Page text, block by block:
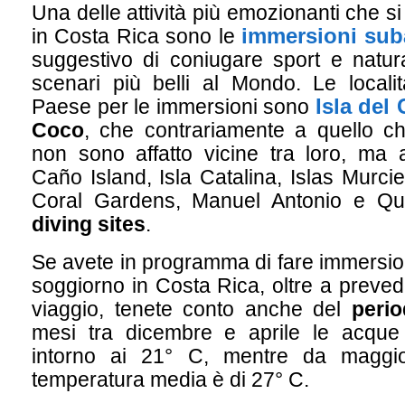
Una delle attività più emozionanti che
in Costa Rica sono le immersioni
suggestivo di coniugare sport e
scenari più belli al Mondo. Le
Paese per le immersioni sono Isla del
Coco, che contrariamente a quello
non sono affatto vicine tra loro, ma
Caño Island, Isla Catalina, Islas
Coral Gardens, Manuel Antonio e
diving sites.
Se avete in programma di fare
soggiorno in Costa Rica, oltre a
viaggio, tenete conto anche del
mesi tra dicembre e aprile le
intorno ai 21° C, mentre da
temperatura media è di 27° C.